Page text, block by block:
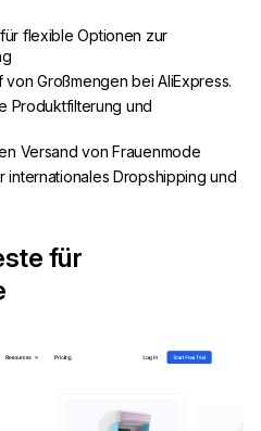
flexible Optionen zur
Großmengen bei AliExpress.
Produktfilterung und
Versand von Frauenmode
internationales Dropshipping und
für